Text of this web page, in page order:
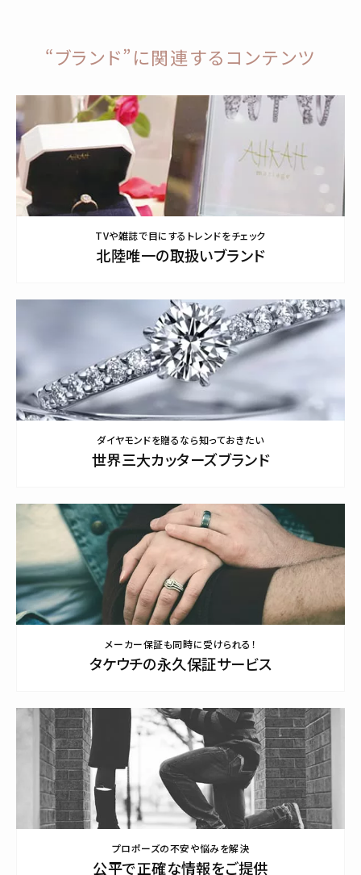
“ブランド”に関連するコンテンツ
TVや雑誌で目にするトレンドをチェック
北陸唯一の取扱いブランド
ダイヤモンドを贈るなら知っておきたい
世界三大カッターズブランド
メーカー保証も同時に受けられる！
タケウチの永久保証サービス
プロポーズの不安や悩みを解決
公平で正確な情報をご提供